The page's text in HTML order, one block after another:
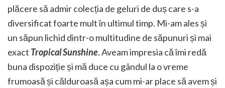
plăcere să admir colecția de geluri de duș care s-a
diversificat foarte mult în ultimul timp. Mi-am ales și
un săpun lichid dintr-o multitudine de săpunuri și mai
exact Tropical Sunshine. Aveam impresia că îmi redă
buna dispoziție și mă duce cu gândul la o vreme
frumoasă și călduroasă așa cum mi-ar place să avem și